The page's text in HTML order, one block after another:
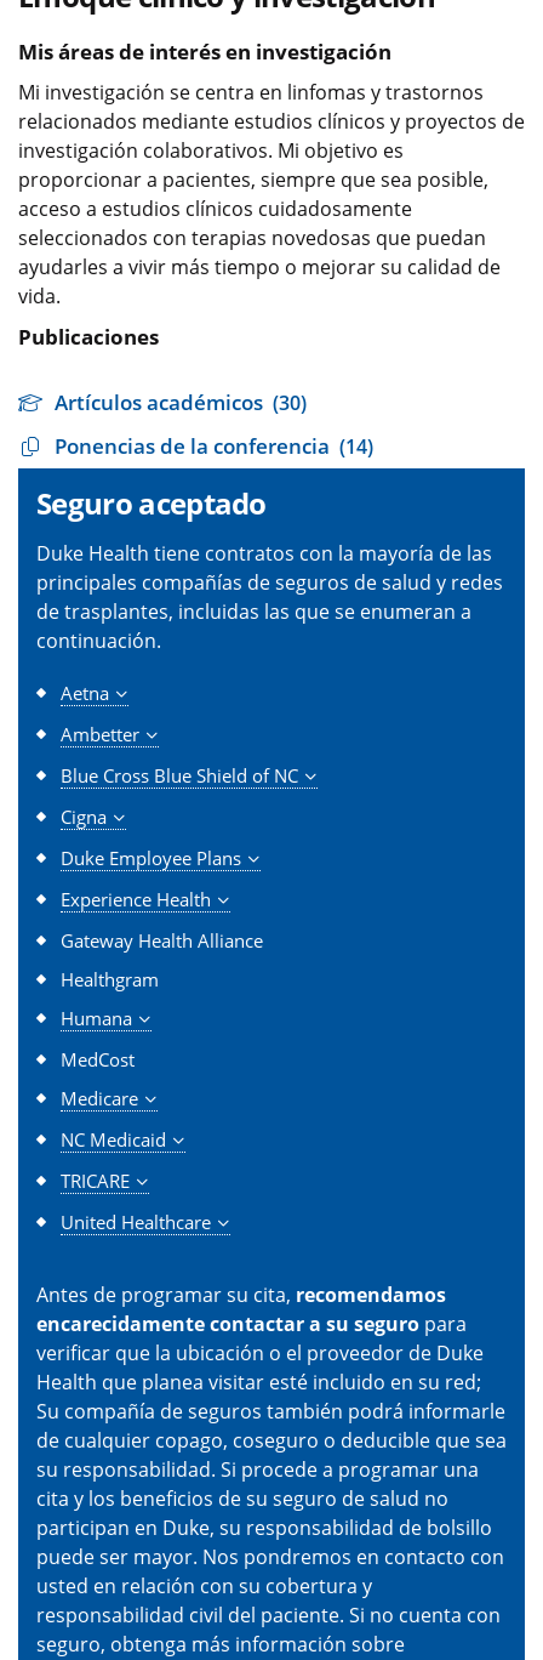
Mis áreas de interés en investigación
Mi investigación se centra en linfomas y trastornos
relacionados mediante estudios clínicos y proyectos de
investigación colaborativos. Mi objetivo es
proporcionar a pacientes, siempre que sea posible,
acceso a estudios clínicos cuidadosamente
seleccionados con terapias novedosas que puedan
ayudarles a vivir más tiempo o mejorar su calidad de
vida.
Publicaciones
Artículos académicos (30)
Ponencias de la conferencia (14)
Seguro aceptado
Duke Health tiene contratos con la mayoría de las
principales compañías de seguros de salud y redes
de trasplantes, incluidas las que se enumeran a
continuación.
Aetna
Ambetter
Blue Cross Blue Shield of NC
Cigna
Duke Employee Plans
Experience Health
Gateway Health Alliance
Healthgram
Humana
MedCost
Medicare
NC Medicaid
TRICARE
United Healthcare
Antes de programar su cita, recomendamos
encarecidamente contactar a su seguro para
verificar que la ubicación o el proveedor de Duke
Health que planea visitar esté incluido en su red;
Su compañía de seguros también podrá informarle
de cualquier copago, coseguro o deducible que sea
su responsabilidad. Si procede a programar una
cita y los beneficios de su seguro de salud no
participan en Duke, su responsabilidad de bolsillo
puede ser mayor. Nos pondremos en contacto con
usted en relación con su cobertura y
responsabilidad civil del paciente. Si no cuenta con
seguro, obtenga más información sobre